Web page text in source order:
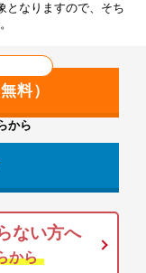
となりますので、そち
から
ない方へ
から